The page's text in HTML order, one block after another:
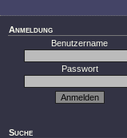
Anmeldung
Benutzername
Passwort
Suche